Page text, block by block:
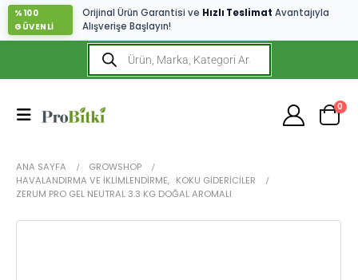
%100
GÜVENLİ
Orijinal Ürün Garantisi ve Hızlı Teslimat Avantajıyla
Alışverişe Başlayın!
0
ANA SAYFA
GROWSHOP
HAVALANDIRMA VE İKLIMLENDIRME, KOKU GIDERICILER
ZERUM PRO GEL NEUTRAL 3.3 KG DOĞAL AROMALI